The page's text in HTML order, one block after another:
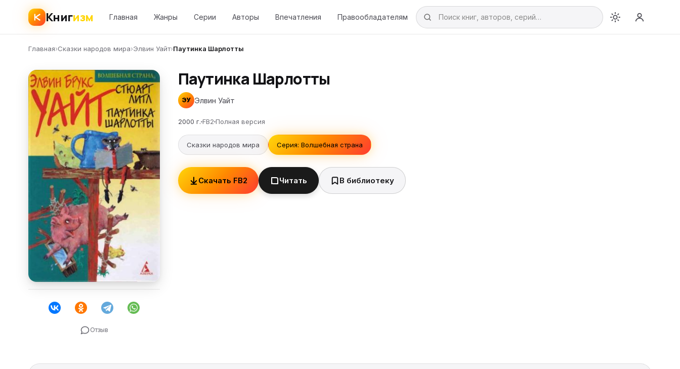
Книгизм Главная Жанры Серии Авторы Впечатления Правообладателям
Главная›Сказки народов мира›Элвин Уайт›Паутинка Шарлотты
Отзыв
Паутинка Шарлотты
ЭУ Элвин Уайт
2000 г. FB2 Полная версия
Сказки народов мира Серия: Волшебная страна
Скачать FB2 Читать В библиотеку